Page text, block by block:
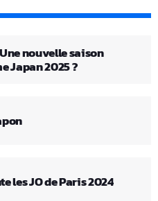
nouvelle saison
Japan 2025 ?
les JO de Paris 2024